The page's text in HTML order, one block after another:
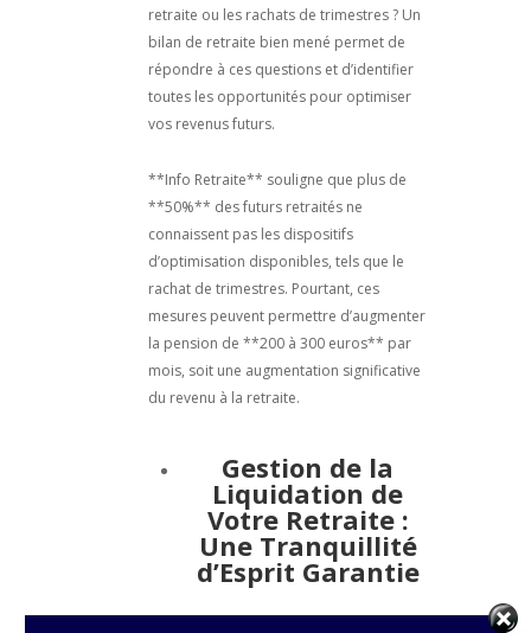
retraite ou les rachats de trimestres ? Un
bilan de retraite bien mené permet de
répondre à ces questions et d’identifier
toutes les opportunités pour optimiser
vos revenus futurs.
**Info Retraite** souligne que plus de
**50%** des futurs retraités ne
connaissent pas les dispositifs
d’optimisation disponibles, tels que le
rachat de trimestres. Pourtant, ces
mesures peuvent permettre d’augmenter
la pension de **200 à 300 euros** par
mois, soit une augmentation significative
du revenu à la retraite.
Gestion de la
Liquidation de
Votre Retraite :
Une Tranquillité
d’Esprit Garantie